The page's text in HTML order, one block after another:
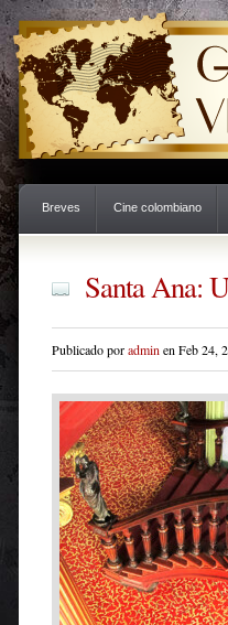
Breves Cine colombiano
Santa Ana:
Publicado poradmin en Feb 24,